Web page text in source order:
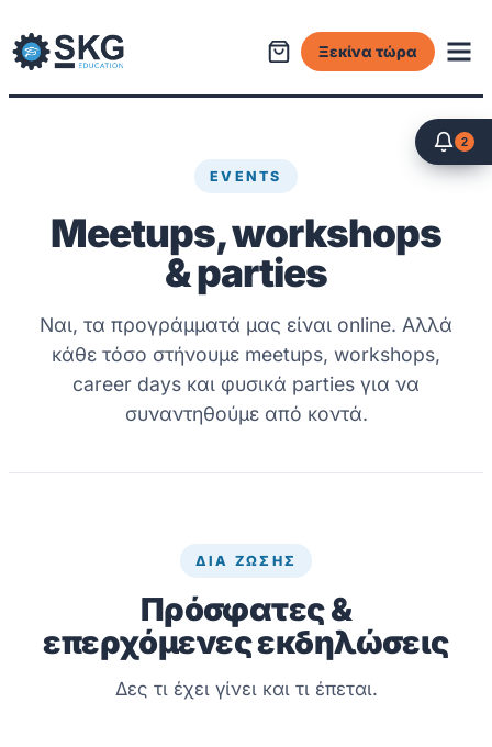
στο
περιεχόμενο
Ξεκίνα τώρα
EVENTS
Meetups, workshops
& parties
Ναι, τα προγράμματά μας είναι online. Αλλά
κάθε τόσο στήνουμε meetups, workshops,
career days και φυσικά parties για να
συναντηθούμε από κοντά.
ΔΙΑ ΖΩΣΗΣ
Πρόσφατες &
επερχόμενες εκδηλώσεις
Δες τι έχει γίνει και τι έπεται.
2